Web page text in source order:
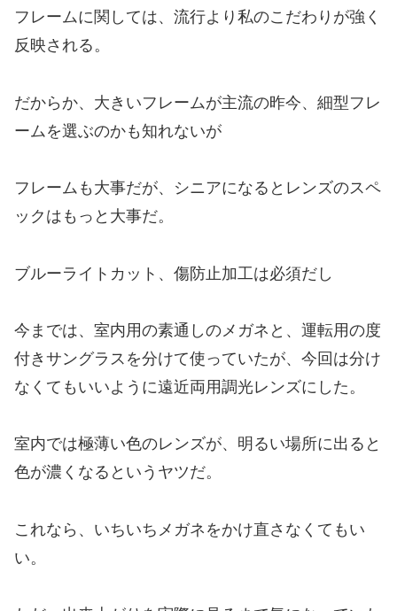
フレームに関しては、流行より私のこだわりが強く
反映される。
だからか、大きいフレームが主流の昨今、細型フレ
ームを選ぶのかも知れないが
フレームも大事だが、シニアになるとレンズのスペ
ックはもっと大事だ。
ブルーライトカット、傷防止加工は必須だし
今までは、室内用の素通しのメガネと、運転用の度
付きサングラスを分けて使っていたが、今回は分け
なくてもいいように遠近両用調光レンズにした。
室内では極薄い色のレンズが、明るい場所に出ると
色が濃くなるというヤツだ。
これなら、いちいちメガネをかけ直さなくてもい
い。